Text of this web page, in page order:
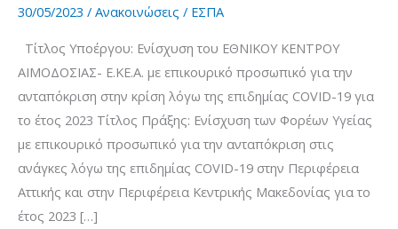
30/05/2023 / Ανακοινώσεις / ΕΣΠΑ
Τίτλος Υποέργου: Ενίσχυση του ΕΘΝΙΚΟΥ ΚΕΝΤΡΟΥ
ΑΙΜΟΔΟΣΙΑΣ- Ε.ΚΕ.Α. με επικουρικό προσωπικό για την
ανταπόκριση στην κρίση λόγω της επιδημίας COVID-19 για
το έτος 2023 Τίτλος Πράξης: Ενίσχυση των Φορέων Υγείας
με επικουρικό προσωπικό για την ανταπόκριση στις
ανάγκες λόγω της επιδημίας COVID-19 στην Περιφέρεια
Αττικής και στην Περιφέρεια Κεντρικής Μακεδονίας για το
έτος 2023 […]